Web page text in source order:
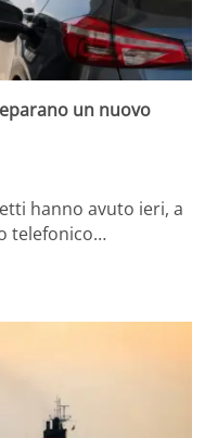
un nuovo
hanno avuto ieri, a
telefonico…